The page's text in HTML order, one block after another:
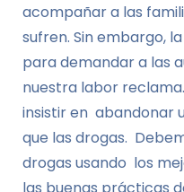
acompañar a las
sufren. Sin embargo,
para demandar a las
nuestra labor
insistir en abandonar
que las drogas.
drogas usando los
las buenas prácticas